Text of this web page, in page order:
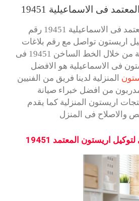
فى الاسماعيلية 19451
المعتمد فى الاسماعيلية 19451 رقم
اريستون تواصل مع رقم بلاغات
الاعطال فى الاسماعيلية من خلال الخط الساخن 19451 فى
فى الاسماعيلية هو الافضل
المنزلية لدينا فريق من الفنيين
من افضل خبراء صيانة
اريستون المنزلية كما يقدم
والاصلاح فى المنزل